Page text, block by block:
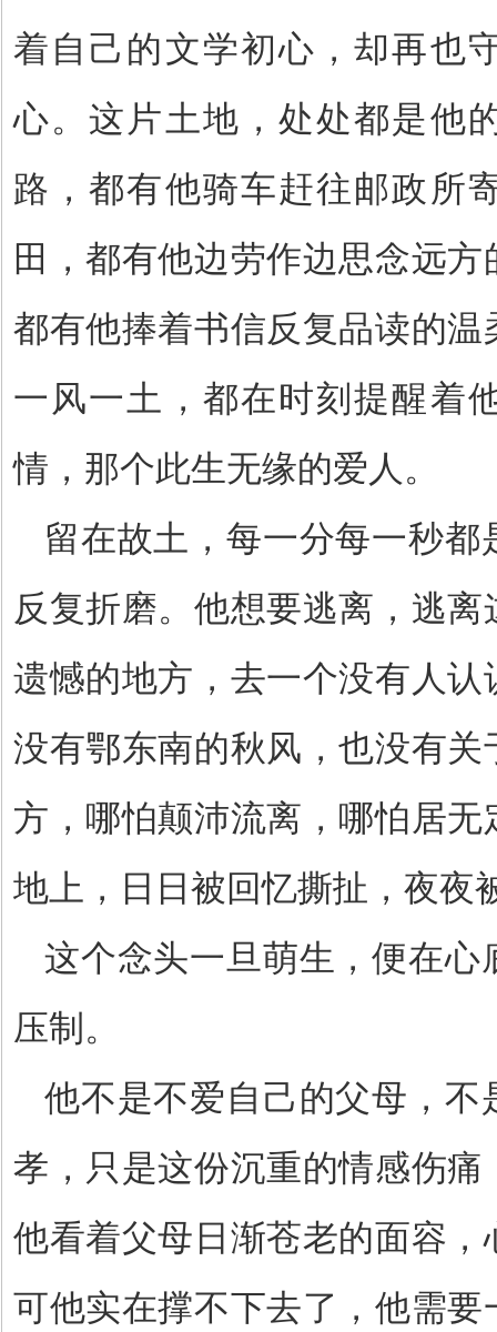
着自己的文学初心，却再也
心。这片土地，处处都是他
路，都有他骑车赶往邮政所
田，都有他边劳作边思念远
都有他捧着书信反复品读的
一风一土，都在时刻提醒着
情，那个此生无缘的爱人。
留在故土，每一分每一秒
反复折磨。他想要逃离，逃
遗憾的地方，去一个没有人
没有鄂东南的秋风，也没有
方，哪怕颠沛流离，哪怕居
地上，日日被回忆撕扯，夜夜
这个念头一旦萌生，便在心
压制。
他不是不爱自己的父母，不
孝，只是这份沉重的情感伤
他看着父母日渐苍老的面容
可他实在撑不下去了，他需